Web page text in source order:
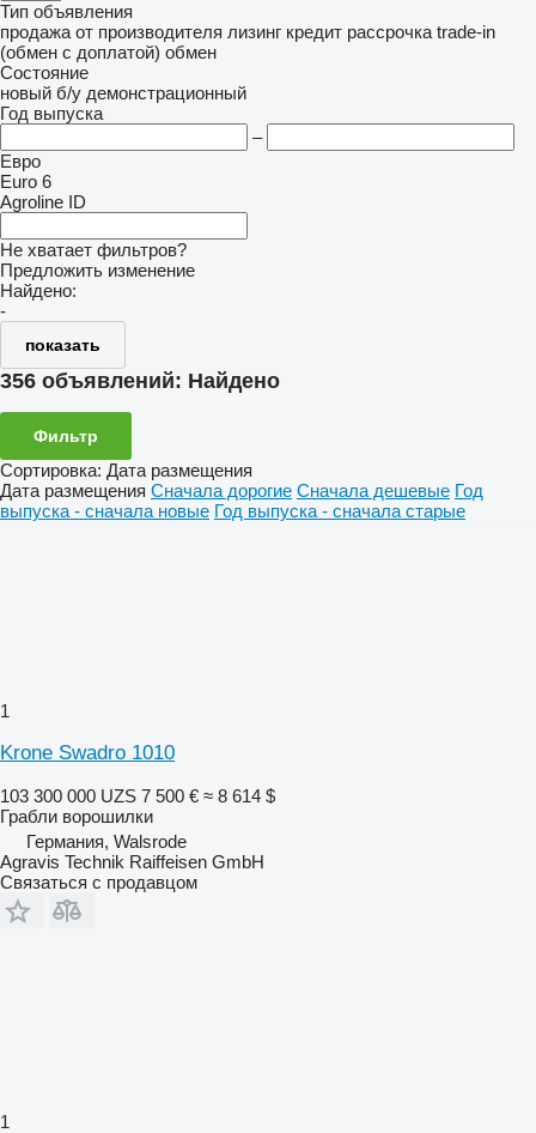
Тип объявления
продажа от производителя лизинг кредит рассрочка trade-in
(обмен с доплатой) обмен
Состояние
новый б/у демонстрационный
Год выпуска
–
Евро
Euro 6
Agroline ID
Не хватает фильтров?
Предложить изменение
Найдено:
-
показать
356 объявлений: Найдено
Фильтр
Сортировка: Дата размещения
Дата размещения Сначала дорогие Сначала дешевые Год
выпуска - сначала новые Год выпуска - сначала старые
1
Krone Swadro 1010
103 300 000 UZS 7 500 € ≈ 8 614 $
Грабли ворошилки
Германия, Walsrode
Agravis Technik Raiffeisen GmbH
Связаться с продавцом
1